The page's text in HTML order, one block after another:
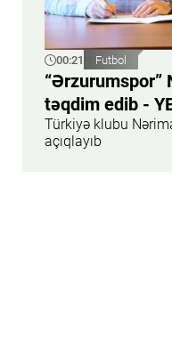
00:21 Futbol
“Ərzurumspor”
təqdim edib -
Türkiyə klubu
açıqlayıb